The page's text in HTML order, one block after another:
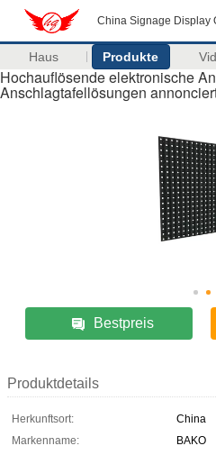
China Signage Display
Haus Produkte
Hochauflösende elektronische
Anschlagtafellösungen
Bestpreis
Produktdetails
Herkunftsort:
China
Markenname:
BAKO